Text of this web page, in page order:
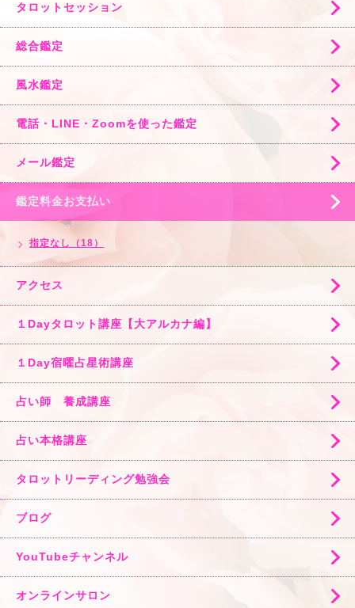
タロットセッション
総合鑑定
風水鑑定
電話・LINE・Zoomを使った鑑定
メール鑑定
鑑定料金お支払い
指定なし（18）
アクセス
１Dayタロット講座【大アルカナ編】
１Day宿曜占星術講座
占い師 養成講座
占い本格講座
タロットリーディング勉強会
ブログ
YouTubeチャンネル
オンラインサロン